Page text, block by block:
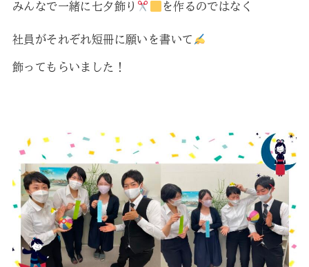
みんなで一緒に七夕飾り を作るのではなく
社員がそれぞれ短冊に願いを書いて
飾ってもらいました！